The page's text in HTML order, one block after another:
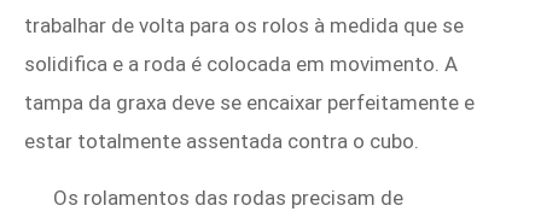
trabalhar de volta para os rolos à medida que se
solidifica e a roda é colocada em movimento. A
tampa da graxa deve se encaixar perfeitamente e
estar totalmente assentada contra o cubo.
Os rolamentos das rodas precisam de